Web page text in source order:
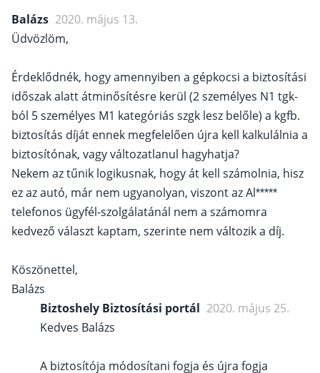
Balázs 2020. május 13.
Üdvözlöm,
Érdeklődnék, hogy amennyiben a gépkocsi a biztosítási
időszak alatt átminősítésre kerül (2 személyes N1 tgk-
ból 5 személyes M1 kategóriás szgk lesz belőle) a kgfb.
biztosítás díját ennek megfelelően újra kell kalkulálnia a
biztosítónak, vagy változatlanul hagyhatja?
Nekem az tűnik logikusnak, hogy át kell számolnia, hisz
ez az autó, már nem ugyanolyan, viszont az Al*****
telefonos ügyfél-szolgálatánál nem a számomra
kedvező választ kaptam, szerinte nem változik a díj.
Köszönettel,
Balázs
Biztoshely Biztosítási portál 2020. május 25.
Kedves Balázs
A biztosítója módosítani fogja és újra fogja